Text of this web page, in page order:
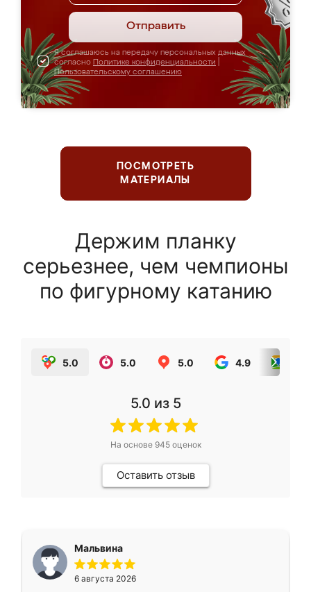
Отправить
Я соглашаюсь на передачу персональных данных
согласно Политике конфиденциальности
Пользовательскому соглашению
ПОСМОТРЕТЬ
МАТЕРИАЛЫ
Держим планку
серьезнее, чем чемпионы
по фигурному катанию
5.0 5.0 5.0 4.9
5.0 из 5
На основе 945оценок
Оставить отзыв
Мальвина
6 августа 2026